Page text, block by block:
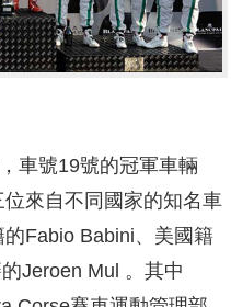
車號19號的冠軍車輛
來自不同國家的知名車
Fabio Babini、美國籍
Jeroen Mul 。其中